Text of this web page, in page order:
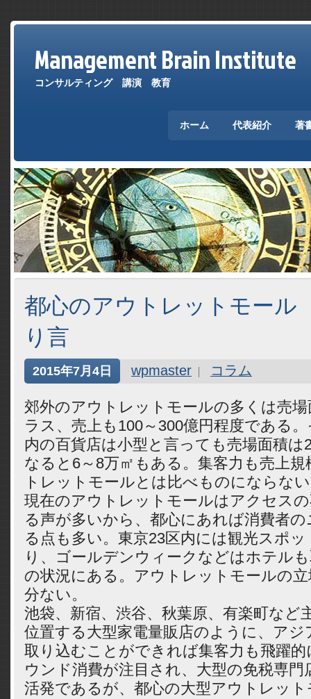
Management Brain Institute
コンサルティング 講演 教育
ホーム 代表紹介 著
都心のアウトレットモー
り言
2015年7月4日 wpmaster コラム
郊外のアウトレットモールの多くは売
ラス、売上も100～300億円程度である
内の百貨店は小型と言っても売場面積は
なると6～8万㎡もある。集客力も売上
トレットモールとは比べものにならな
現在のアウトレットモールはアクセス
る声が多いから、都心にあれば消費者
る点も多い。東京23区内には観光スポ
り、ゴールデンウィークなどはホテル
の状況にある。アウトレットモールの
分ない。
池袋、新宿、渋谷、秋葉原、有楽町など
位置する大型家電量販店のように、ア
取り込むことができれば集客力も飛躍
ウンド消費が注目され、大型の免税専
活発であるが、都心の大型アウトレッ